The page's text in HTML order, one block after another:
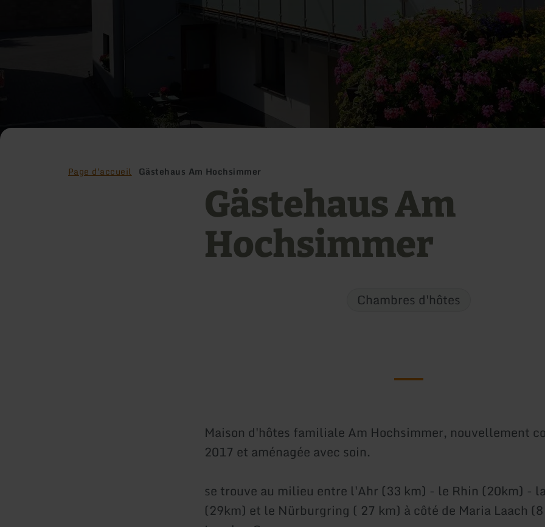
Page d'accueil Gästehaus Am Hochsimmer
Gästehaus Am
Hochsimmer
Chambres d'hôtes
Maison d'hôtes familiale Am Hochsimmer, nouvellement
2017 et aménagée avec soin.
se trouve au milieu entre l'Ahr (33 km) - le Rhin (20km) -
(29km) et le Nürburgring ( 27 km) à côté de Maria Laach